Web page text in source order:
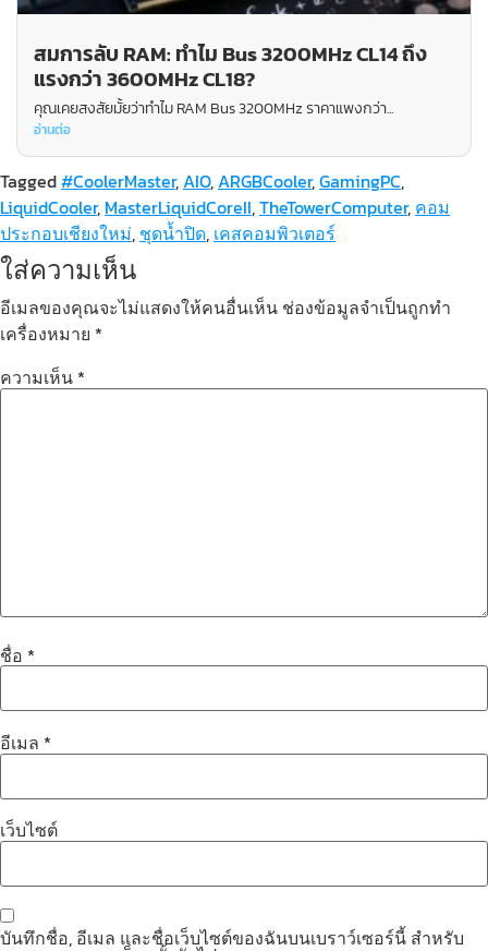
สมการลับ RAM: ทำไม Bus 3200MHz CL14 ถึง
แรงกว่า 3600MHz CL18?
คุณเคยสงสัยมั้ยว่าทำไม RAM Bus 3200MHz ราคาแพงกว่า...
อ่านต่อ
Tagged#CoolerMaster,AIO,ARGBCooler,GamingPC,
LiquidCooler, MasterLiquidCoreII,TheTowerComputer, คอม
ประกอบเชียงใหม่, ชุดน้ำปิด, เคสคอมพิวเตอร์
ใส่ความเห็น
อีเมลของคุณจะไม่แสดงให้คนอื่นเห็น ช่องข้อมูลจำเป็นถูกทำ
เครื่องหมาย *
ความเห็น *
ชื่อ *
อีเมล *
เว็บไซต์
บันทึกชื่อ, อีเมล และชื่อเว็บไซต์ของฉันบนเบราว์เซอร์นี้ สำหรับ